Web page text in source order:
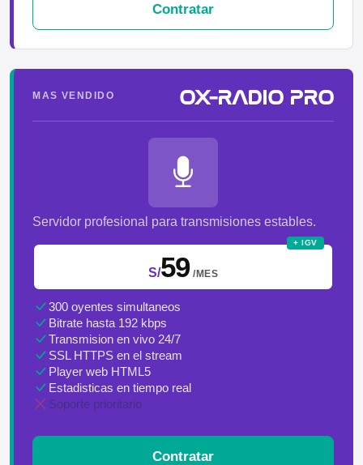
Contratar
MAS VENDIDO OX-RADIO PRO
Servidor profesional para transmisiones estables.
+ IGV
S/59 /MES
300 oyentes simultaneos
Bitrate hasta 192 kbps
Transmision en vivo 24/7
SSL HTTPS en el stream
Player web HTML5
Estadisticas en tiempo real
Soporte prioritario
Contratar